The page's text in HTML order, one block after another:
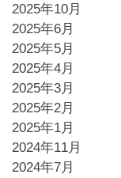
2025年10月
2025年6月
2025年5月
2025年4月
2025年3月
2025年2月
2025年1月
2024年11月
2024年7月